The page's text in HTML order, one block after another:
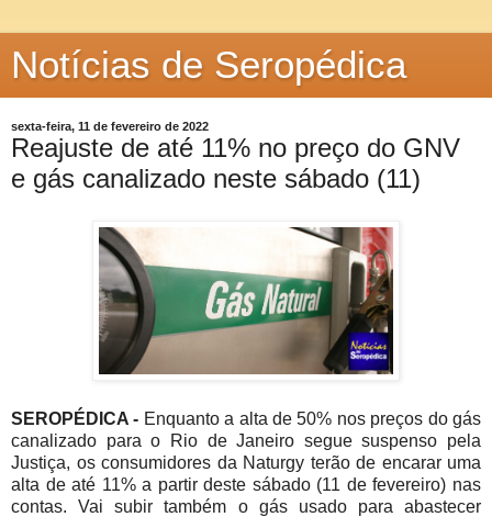
Notícias de Seropédica
sexta-feira, 11 de fevereiro de 2022
Reajuste de até 11% no preço do GNV
e gás canalizado neste sábado (11)
SEROPÉDICA - Enquanto a alta de 50% nos preços do gás
canalizado para o Rio de Janeiro segue suspenso pela
Justiça, os consumidores da Naturgy terão de encarar uma
alta de até 11% a partir deste sábado (11 de fevereiro) nas
contas. Vai subir também o gás usado para abastecer